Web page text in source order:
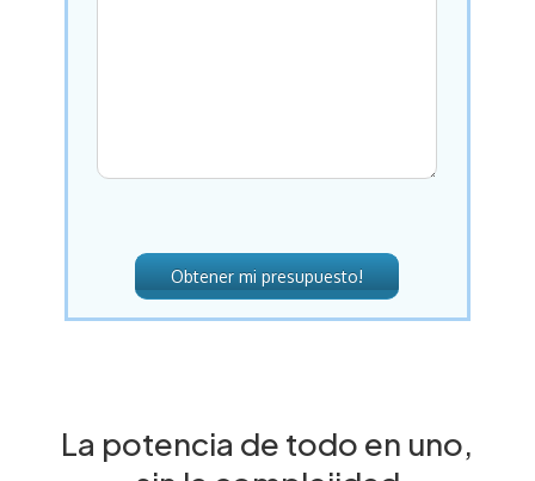
La potencia de todo en uno,